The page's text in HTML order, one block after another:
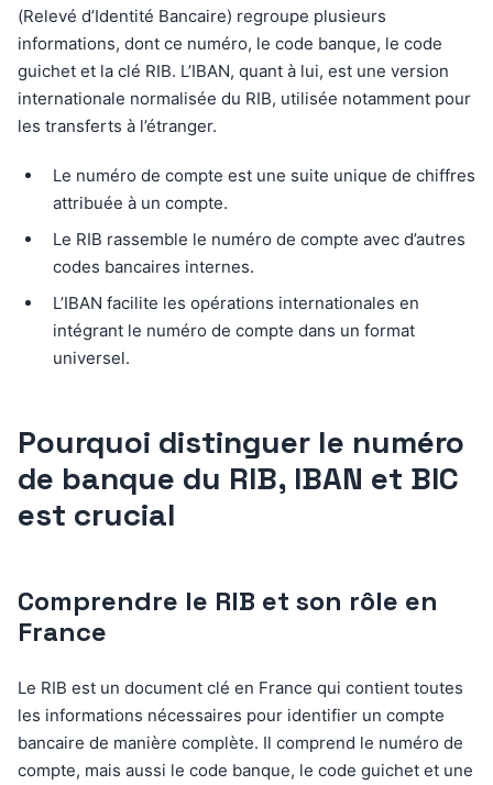
(Relevé d’Identité Bancaire) regroupe plusieurs
informations, dont ce numéro, le code banque, le code
guichet et la clé RIB. L’IBAN, quant à lui, est une version
internationale normalisée du RIB, utilisée notamment pour
les transferts à l’étranger.
Le numéro de compte est une suite unique de chiffres
attribuée à un compte.
Le RIB rassemble le numéro de compte avec d’autres
codes bancaires internes.
L’IBAN facilite les opérations internationales en
intégrant le numéro de compte dans un format
universel.
Pourquoi distinguer le numéro
de banque du RIB, IBAN et BIC
est crucial
Comprendre le RIB et son rôle en
France
Le RIB est un document clé en France qui contient toutes
les informations nécessaires pour identifier un compte
bancaire de manière complète. Il comprend le numéro de
compte, mais aussi le code banque, le code guichet et une